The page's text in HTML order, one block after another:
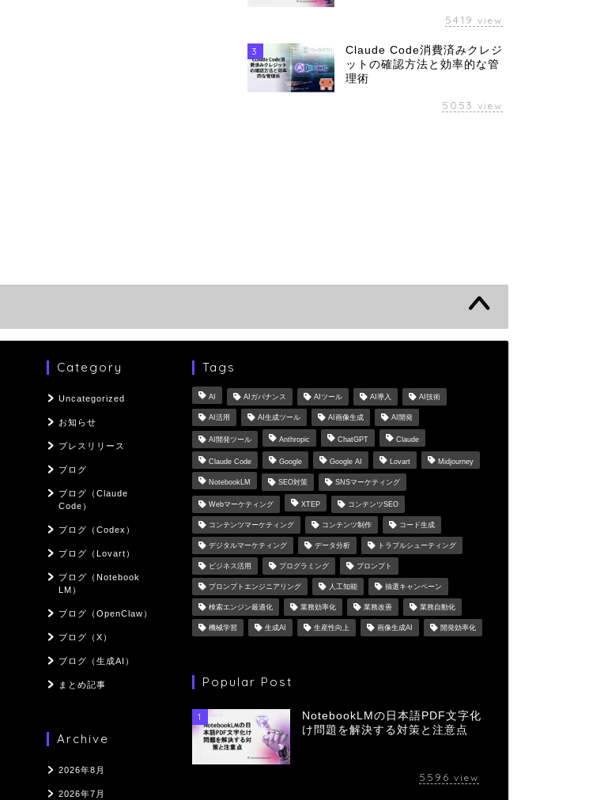
5419 view
3
Claude Code消費済みクレジ
ットの確認方法と効率的な管
理術
5053 view
Category
Uncategorized
お知らせ
プレスリリース
ブログ
ブログ（Claude
Code）
ブログ（Codex）
ブログ（Lovart）
ブログ（Notebook
LM）
ブログ（OpenClaw）
ブログ（X）
ブログ（生成AI）
まとめ記事
Archive
2026年8月
2026年7月
Tags
AI AIガバナンス AIツール AI導入 AI技術
AI活用 AI生成ツール AI画像生成 AI開発
AI開発ツール Anthropic ChatGPT Claude
Claude Code Google Google AI Lovart Midjourney
NotebookLM SEO対策 SNSマーケティング
Webマーケティング XTEP コンテンツSEO
コンテンツマーケティング コンテンツ制作 コード生成
デジタルマーケティング データ分析 トラブルシューティング
ビジネス活用 プログラミング プロンプト
プロンプトエンジニアリング 人工知能 抽選キャンペーン
検索エンジン最適化 業務効率化 業務改善 業務自動化
機械学習 生成AI 生産性向上 画像生成AI 開発効率化
Popular Post
1
NotebookLMの日本語PDF文字化
け問題を解決する対策と注意点
5596 view